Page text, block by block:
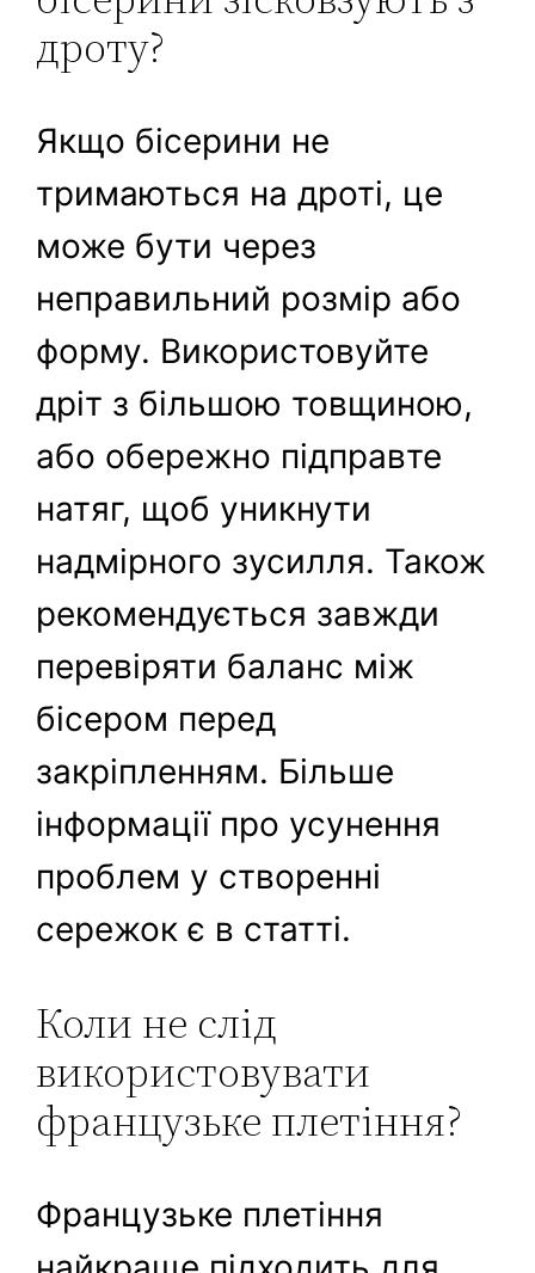
дроту?
Якщо бісерини не
тримаються на дроті, це
може бути через
неправильний розмір або
форму. Використовуйте
дріт з більшою товщиною,
або обережно підправте
натяг, щоб уникнути
надмірного зусилля. Також
рекомендується завжди
перевіряти баланс між
бісером перед
закріпленням. Більше
інформації про усунення
проблем у створенні
сережок є в статті.
Коли не слід
використовувати
французьке плетіння?
Французьке плетіння